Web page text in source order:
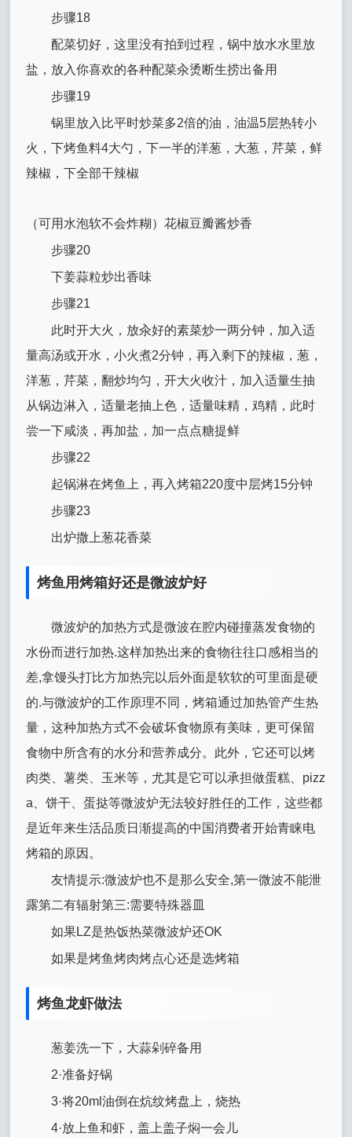
步骤18
配菜切好，这里没有拍到过程，锅中放水水里放
盐，放入你喜欢的各种配菜汆烫断生捞出备用
步骤19
锅里放入比平时炒菜多2倍的油，油温5层热转小
火，下烤鱼料4大勺，下一半的洋葱，大葱，芹菜，鲜
辣椒，下全部干辣椒
（可用水泡软不会炸糊）花椒豆瓣酱炒香
步骤20
下姜蒜粒炒出香味
步骤21
此时开大火，放汆好的素菜炒一两分钟，加入适
量高汤或开水，小火煮2分钟，再入剩下的辣椒，葱，
洋葱，芹菜，翻炒均匀，开大火收汁，加入适量生抽
从锅边淋入，适量老抽上色，适量味精，鸡精，此时
尝一下咸淡，再加盐，加一点点糖提鲜
步骤22
起锅淋在烤鱼上，再入烤箱220度中层烤15分钟
步骤23
出炉撒上葱花香菜
烤鱼用烤箱好还是微波炉好
微波炉的加热方式是微波在腔内碰撞蒸发食物的
水份而进行加热.这样加热出来的食物往往口感相当的
差,拿馒头打比方加热完以后外面是软软的可里面是硬
的.与微波炉的工作原理不同，烤箱通过加热管产生热
量，这种加热方式不会破坏食物原有美味，更可保留
食物中所含有的水分和营养成分。此外，它还可以烤
肉类、薯类、玉米等，尤其是它可以承担做蛋糕、pizz
a、饼干、蛋挞等微波炉无法较好胜任的工作，这些都
是近年来生活品质日渐提高的中国消费者开始青睐电
烤箱的原因。
友情提示:微波炉也不是那么安全,第一微波不能泄
露第二有辐射第三:需要特殊器皿
如果LZ是热饭热菜微波炉还OK
如果是烤鱼烤肉烤点心还是选烤箱
烤鱼龙虾做法
葱姜洗一下，大蒜剁碎备用
2·准备好锅
3·将20ml油倒在炕纹烤盘上，烧热
4·放上鱼和虾，盖上盖子焖一会儿